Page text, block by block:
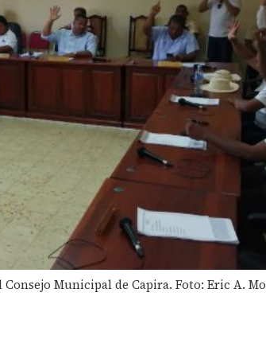
Municipal de Capira. Foto: Eric A.